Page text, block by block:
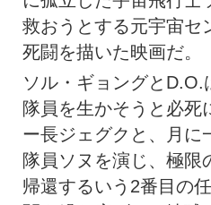
救おうとする元宇宙セ
死闘を描いた映画だ。
ソル・ギョングとD.O.
隊員を生かそうと必死
ー長ジェグクと、月に
隊員ソヌを演じ、極限
帰還するいう2番目の